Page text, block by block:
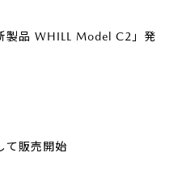
製品 WHILL Model C2」発
て販売開始